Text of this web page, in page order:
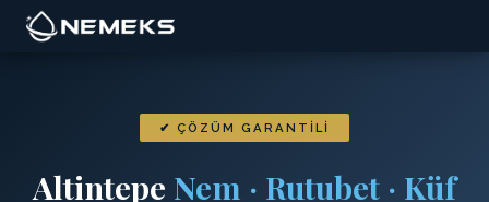
✔ ÇÖZÜM GARANTILI
Altintepe Nem · Rutubet · Küf